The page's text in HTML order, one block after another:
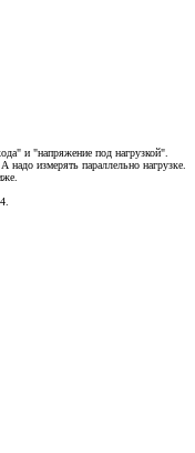
и "напряжение под нагрузкой".
измерять параллельно нагрузке.